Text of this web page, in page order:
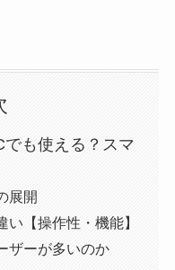
も使える？スマ
展開
【操作性・機能】
ザーが多いのか